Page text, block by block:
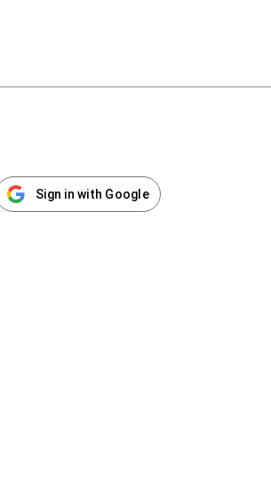
Sign in with Google